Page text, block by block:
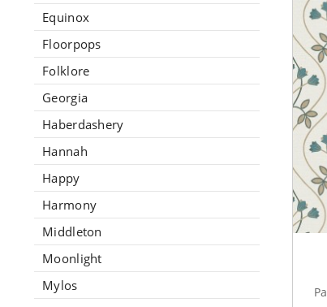
Equinox
Floorpops
Folklore
Georgia
Haberdashery
Hannah
Happy
Harmony
Middleton
Moonlight
Mylos